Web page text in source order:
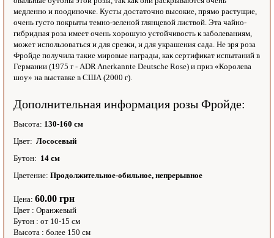
медленно и поодиночке. Кусты достаточно высокие, прямо растущие,
очень густо покрыты темно-зеленой глянцевой листвой. Эта чайно-
гибридная роза имеет очень хорошую устойчивость к заболеваниям,
может использоваться и для срезки, и для украшения сада. Не зря роза
Фройде получила такие мировые награды, как сертификат испытаний в
Германии (1975 г - ADR Anerkannte Deutsche Rose) и приз «Королева
шоу» на выставке в США (2000 г).
Дополнительная информация розы Фройде:
Высота: 130-160 см
Цвет: Лососевый
Бутон: 14 см
Цветение: Продолжительное-обильное, непрерывное
Цена: 60.00 грн
Цвет : Оранжевый
Бутон : от 10-15 см
Высота : более 150 см